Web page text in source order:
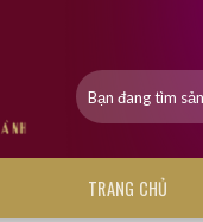
Tìm
kiếm:
TRANG CHỦ